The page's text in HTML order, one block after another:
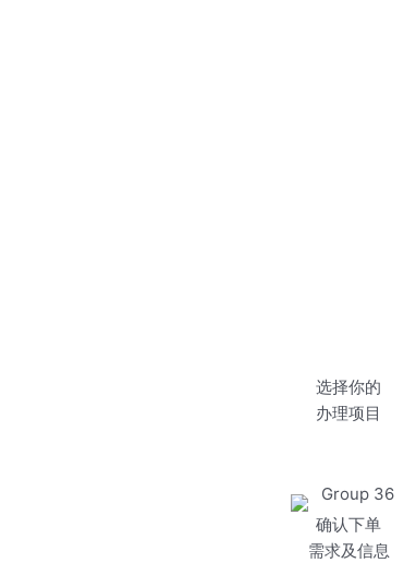
选择你的
办理项目
确认下单
需求及信息